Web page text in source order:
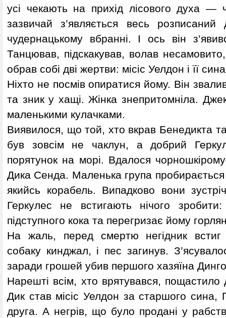
усі чекають на прихід лісового духа —
зазвичай з’являється весь
чудернацькому вбранні. І ось він
Танцював, підскакував, волав
обрав собі дві жертви: місіс Уелдон і її
Ніхто не посмів опиратися йому. Він
та зник у хащі. Жінка знепритомніла.
маленькими кулачками.
Виявилося, що той, хто вкрав Бенедикта
був зовсім не чаклун, а добрий
порятунок на морі. Вдалося
Дика Сенда. Маленька група
якийсь корабель. Випадково вони
Геркулес не встигають нічого
підступного кока та перегризає йому
На жаль, перед смертю негідник встиг
собаку кинджал, і пес загинув.
заради грошей убив першого хазяїна
Нарешті всім, хто врятувався, пощастило
Дик став місіс Уелдон за старшого сина,
друга. А негрів, що було продані у